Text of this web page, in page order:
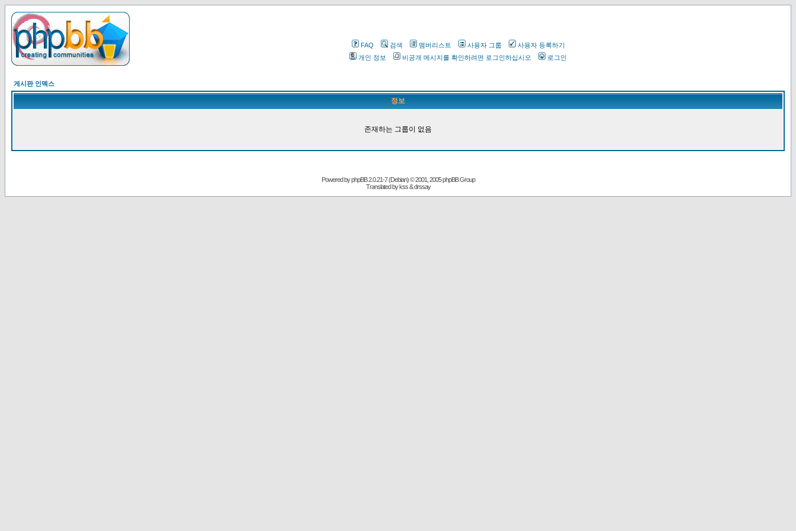
FAQ 검색 멤버리스트 사용자 그룹
사용자 등록하기
개인 정보
비공개 메시지를 확인하려면 로그인하십시오 로그인
게시판 인덱스
정보
존재하는 그룹이 없음
Powered byphpBB2.0.21-7 (Debian) © 2001, 2005 phpBB Group
Translated by kss & drssay